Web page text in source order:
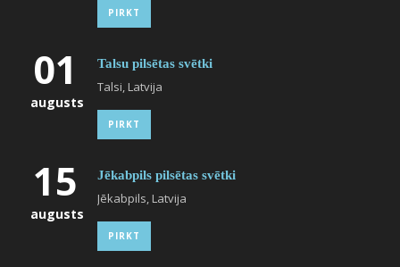
PIRKT
01
augusts
Talsu pilsētas svētki
Talsi, Latvija
PIRKT
15
augusts
Jēkabpils pilsētas svētki
Jēkabpils, Latvija
PIRKT